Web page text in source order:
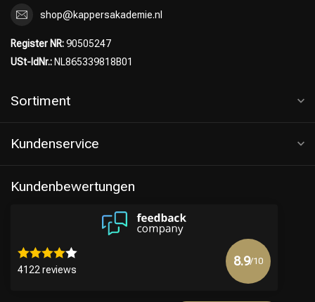
shop@kappersakademie.nl
Register NR:90505247
USt-IdNr.: NL865339818B01
Sortiment
Kundenservice
Kundenbewertungen
4122 reviews
8.9/10